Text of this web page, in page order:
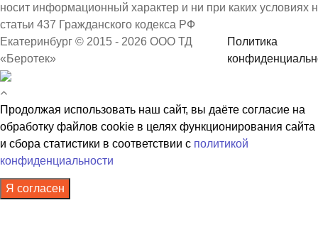
носит информационный характер и ни при каких
статьи 437 Гражданского кодекса РФ
Екатеринбург © 2015 - 2026 ООО ТД
«Беротек»
Политика
Продолжая использовать наш сайт, вы даёте согласие на
обработку файлов cookie в целях функционирования сайта
и сбора статистики в соответствии с политикой
конфиденциальности
Я согласен